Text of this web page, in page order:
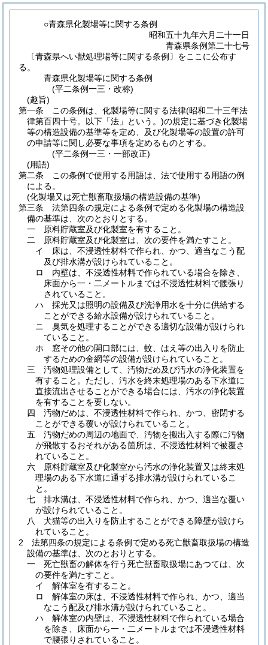
○青森県化製場等に関する条例
昭和五十九年六月二十一日
青森県条例第二十七号
〔青森県へい獣処理場等に関する条例〕をここに公布す
る。
青森県化製場等に関する条例
(平二条例一三・改称)
(趣旨)
第一条
この条例は、化製場等に関する法律(昭和二十三年法
律第百四十号。以下「法」という。)の規定に基づき化製場
等の構造設備の基準等を定め、及び化製場等の設置の許可
の申請等に関し必要な事項を定めるものとする。
(平二条例一三・一部改正)
(用語)
第二条
この条例で使用する用語は、法で使用する用語の例
による。
(化製場又は死亡獣畜取扱場の構造設備の基準)
第三条
法第四条の規定による条例で定める化製場の構造設
備の基準は、次のとおりとする。
一
原料貯蔵室及び化製室を有すること。
二
原料貯蔵室及び化製室は、次の要件を満たすこと。
イ
床は、不浸透性材料で作られ、かつ、適当なこう配
及び排水溝が設けられていること。
ロ
内壁は、不浸透性材料で作られている場合を除き、
床面から一・二メートルまでは不浸透性材料で腰張り
されていること。
ハ
採光又は照明の設備及び洗浄用水を十分に供給する
ことができる給水設備が設けられていること。
ニ
臭気を処理することができる適切な設備が設けられ
ていること。
ホ
窓その他の開口部には、蚊、はえ等の出入りを防止
するための金網等の設備が設けられていること。
三
汚物処理設備として、汚物だめ及び汚水の浄化装置を
有すること。 ただし、汚水を終末処理場のある下水道に
直接流出させることができる場合には、汚水の浄化装置
を有することを要しない。
四
汚物だめは、不浸透性材料で作られ、かつ、密閉する
ことができる覆いが設けられていること。
五
汚物だめの周辺の地面で、汚物を搬出入する際に汚物
が飛散するおそれがある箇所は、不浸透性材料で被覆さ
れていること。
六
原料貯蔵室及び化製室から汚水の浄化装置又は終末処
理場のある下水道に通ずる排水溝が設けられているこ
と。
七
排水溝は、不浸透性材料で作られ、かつ、適当な覆い
が設けられていること。
八
犬猫等の出入りを防止することができる障壁が設けら
れていること。
2
法第四条の規定による条例で定める死亡獣畜取扱場の構造
設備の基準は、次のとおりとする。
一
死亡獣畜の解体を行う死亡獣畜取扱場にあつては、次
の要件を満たすこと。
イ
解体室を有すること。
ロ
解体室の床は、不浸透性材料で作られ、かつ、適当
なこう配及び排水溝が設けられていること。
ハ
解体室の内壁は、不浸透性材料で作られている場合
を除き、床面から一・二メートルまでは不浸透性材料
で腰張りされていること。